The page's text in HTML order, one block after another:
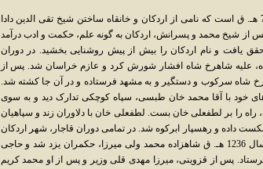
نخستین باری، که در تاریخ از این شهر یاد شده، سده 7 هـ. ق است که نامی از اردکان و خانقاه ساختن شیخ تقی الدین دادا
از شیخ محمد و پسرانش، اردکان به گونه علم، حکمت و ادب درآمد
یافت و نام اردکان را بیش از پیش روشنایی بخشید. در دوران
نادرشاه، علیه شاهرخ شاه افشار شورش کرد و عازم خراسان شد. پس از
شاه سرکوب و دستگیر و به مشهد فرستاده و در آن جا کشته شد.
جنگ های خود با آقا محمد خان طبسی، سپاه کوچکی تدارک دید و به سوی
را بر لطفعلی خان بست. لطفعلی خان با دلاوران زند و سپاهیان
داده و رهسپار ابرکوه شد. در تمامی دوران قاجار، شهر اردکان
و پیرامون آن، جزو حکومت یزد محسوب می شد. در سال 1236 هـ. ق شاهزاده محمد ولی میرزا، حکمران یزد شد و حاجی
پس از قزوینی، ‌میرزا مهدی قلی وزیر و پس از او محمد کریم